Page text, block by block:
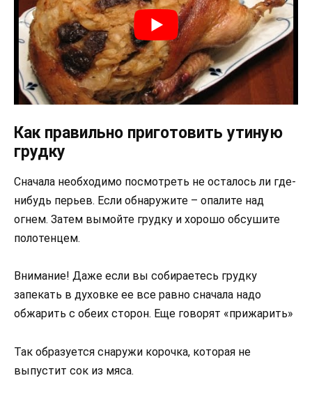
Как правильно приготовить утиную
грудку
Сначала необходимо посмотреть не осталось ли где-
нибудь перьев. Если обнаружите – опалите над
огнем. Затем вымойте грудку и хорошо обсушите
полотенцем.
Внимание! Даже если вы собираетесь грудку
запекать в духовке ее все равно сначала надо
обжарить с обеих сторон. Еще говорят «прижарить»
Так образуется снаружи корочка, которая не
выпустит сок из мяса.